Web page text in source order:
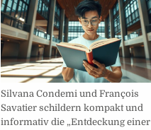
Silvana Condemi und François
Savatier schildern kompakt und
informativ die „Entdeckung einer